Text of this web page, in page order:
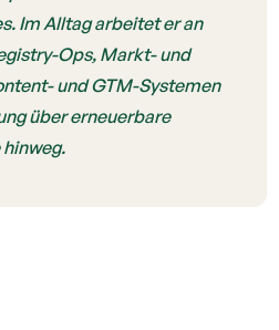
Im Alltag arbeitet er an
Ops, Markt- und
und GTM-Systemen
über erneuerbare